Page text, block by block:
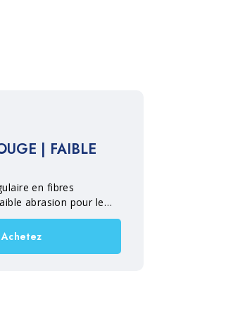
| FAIBLE
en fibres
abrasion pour le
des sols en terre cuite,
cimentaires et
Achetez